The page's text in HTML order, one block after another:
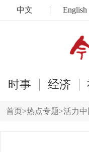
中文 English
时事 经济
首页>热点专题>活力